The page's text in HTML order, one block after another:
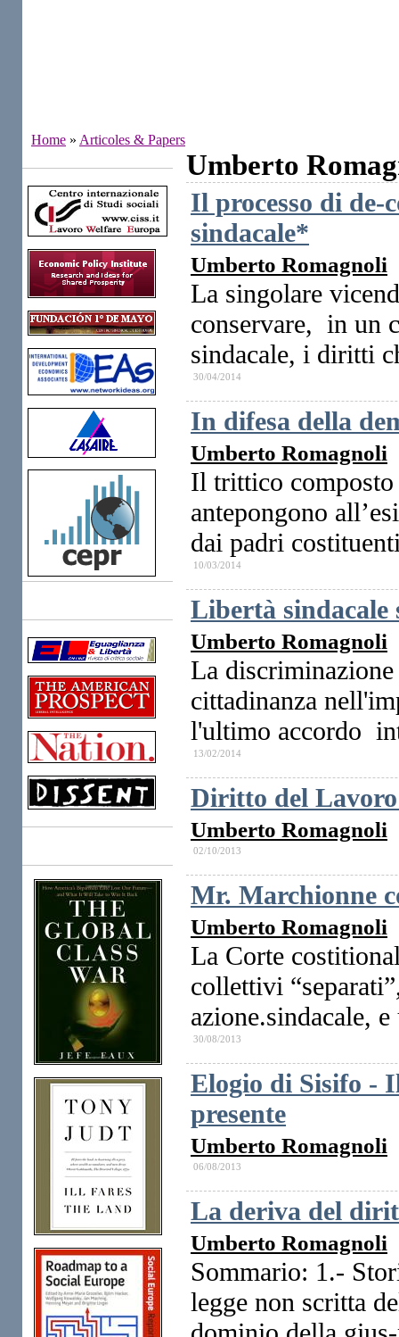
Home » Articoles & Papers
Umberto
Il processo di de-
sindacale*
Umberto Romagnoli
La singolare
conservare, in un
sindacale, i diritti
30/04/2014
In difesa della
Umberto Romagnoli
Il trittico
antepongono
dai padri
10/03/2014
Libertà sindacale
Umberto Romagnoli
La
cittadinanza
l'ultimo accordo
13/02/2014
Diritto del Lavoro
Umberto Romagnoli
02/10/2013
Mr. Marchionne
Umberto Romagnoli
La Corte
collettivi
azione.sindacale,
30/08/2013
Elogio di Sisifo -
presente
Umberto Romagnoli
06/08/2013
La deriva del
Umberto Romagnoli
Sommario: 1.-
legge non scritta